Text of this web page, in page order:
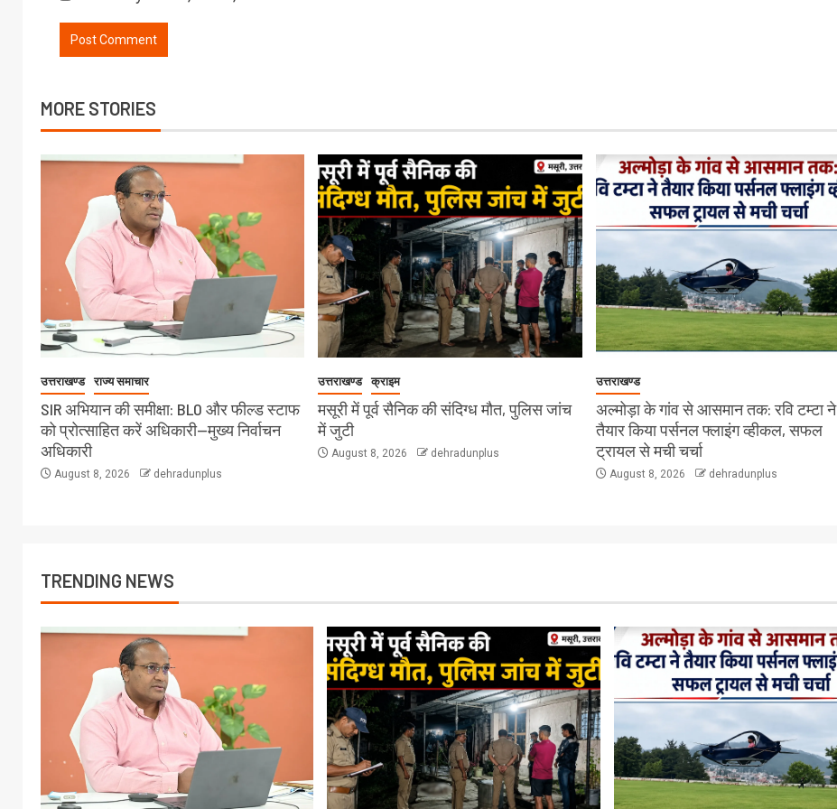
MORE STORIES
उत्तराखण्ड राज्य समाचार
SIR अभियान की समीक्षा: BLO और फील्ड स्टाफ
को प्रोत्साहित करें अधिकारी—मुख्य निर्वाचन
अधिकारी
August 8, 2026 dehradunplus
उत्तराखण्ड क्राइम
मसूरी में पूर्व सैनिक की संदिग्ध मौत, पुलिस जांच
में जुटी
August 8, 2026 dehradunplus
उत्तराखण्ड
अल्मोड़ा के गांव से आसमान तक: रवि टम्टा ने
तैयार किया पर्सनल फ्लाइंग व्हीकल, सफल
ट्रायल से मची चर्चा
August 8, 2026 dehradunplus
TRENDING NEWS